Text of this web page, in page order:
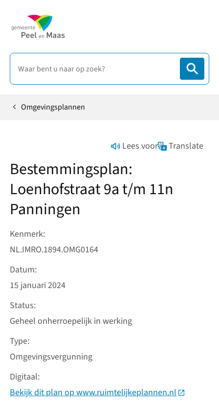
HomeOmgevingsplannen
Lees voor Translate
Bestemmingsplan:
Loenhofstraat 9a t/m 11n
Panningen
Kenmerk
NL.IMRO.1894.OMG0164
Datum
15 januari 2024
Status
Geheel onherroepelijk in werking
Type
Omgevingsvergunning
Digitaal
Bekijk dit plan op www.ruimtelijkeplannen.nl(Deze link